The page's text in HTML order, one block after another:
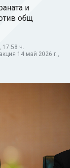
и
общ
17:58 ч.
14 май 2026 г.,